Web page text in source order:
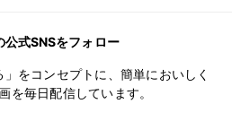
公式SNSをフォロー
」をコンセプトに、簡単においしく
を毎日配信しています。